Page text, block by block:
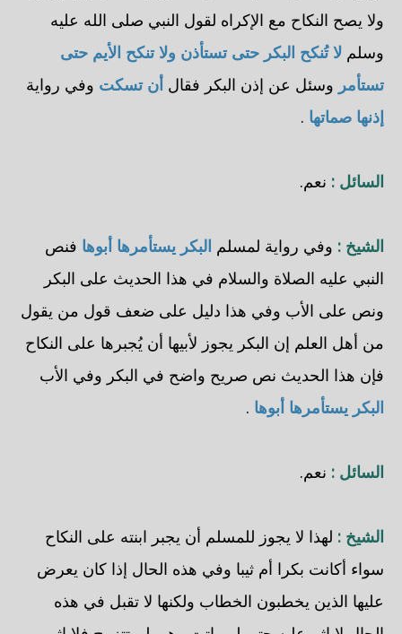
ولا يصح النكاح مع الإكراه لقول النبي صلى الله عليه
وسلم لا تُنكح البكر حتى تستأذن ولا تنكح الأيم حتى
تستأمر وسئل عن إذن البكر فقال أن تسكت وفي رواية
إذنها صماتها .
السائل : نعم.
الشيخ : وفي رواية لمسلم البكر يستأمرها أبوها فنص
النبي عليه الصلاة والسلام في هذا الحديث على البكر
ونص على الأب وفي هذا دليل على ضعف قول من يقول
من أهل العلم إن البكر يجوز لأبيها أن يُجبرها على النكاح
فإن هذا الحديث نص صريح واضح في البكر وفي الأب
البكر يستأمرها أبوها .
السائل : نعم.
الشيخ : لهذا لا يجوز للمسلم أن يجبر ابنته على النكاح
سواء أكانت بكرا أم ثيبا وفي هذه الحال إذا كان يعرض
عليها الذين يخطبون الخطاب ولكنها لا تقبل في هذه